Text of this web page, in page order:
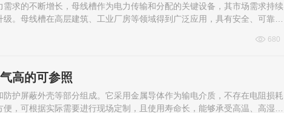
求的不断增长，母线槽作为电力传输和分配的关键设备，其市场需求持续
。母线槽在高层建筑、工业厂房等领域得到广泛应用，具有安全、可靠、
680
高的可参照
护屏蔽外壳等部分组成。它采用金属导体作为输电介质，不存在电阻损耗
，可根据实际需要进行现场定制，且使用寿命长，能够承受高温、高湿等